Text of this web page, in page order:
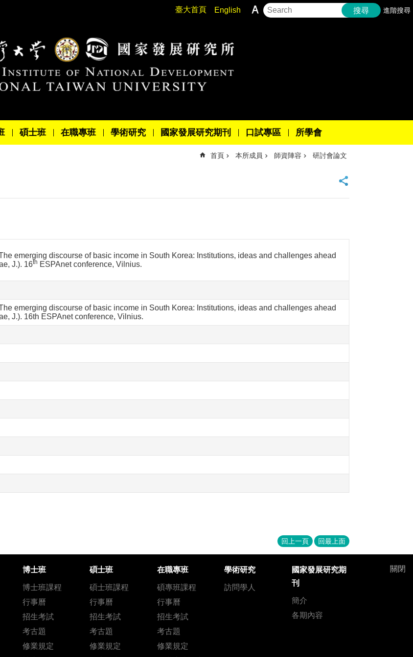
臺大首頁 English 搜尋 進階搜尋
碩士班 在職專班 學術研究 國家發展研究期刊 口試專區 所學會
首頁 本所成員 師資陣容 研討會論文
emerging discourse of basic income in South Korea: Institutions, ideas and challenges ahead
J.). 16th ESPAnet conference, Vilnius.
emerging discourse of basic income in South Korea: Institutions, ideas and challenges ahead
J.). 16th ESPAnet conference, Vilnius.
回上一頁 回最上面
關閉
博士班
博士班課程
行事曆
招生考試
考古題
修業規定
碩士班
碩士班課程
行事曆
招生考試
考古題
修業規定
在職專班
碩專班課程
行事曆
招生考試
考古題
修業規定
學術研究
訪問學人
國家發展研究期
刊
簡介
各期內容